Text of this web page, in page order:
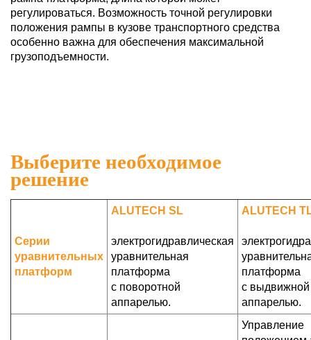
регулироваться. Возможность точной регулировки
положения рампы в кузове транспортного средства
особенно важна для обеспечения максимальной
грузоподъемности.
Выберите необходимое
решение
Серии
уравнительных
платформ
ALUTECH SL
электрогидравлическая
уравнительная
платформа
с поворотной
аппарелью.
ALUTECH
платформа
с выдвижной
аппарелью.
Управление